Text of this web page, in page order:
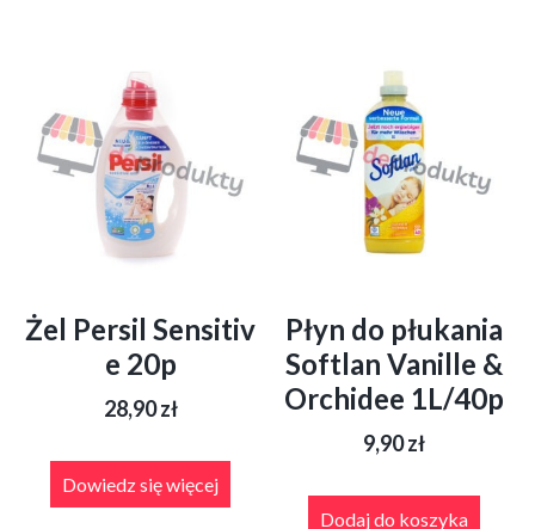
Żel Persil Sensitiv
e 20p
28,90zł
Dowiedz się więcej
Płyn do płukania
Softlan Vanille &
Orchidee 1L/40p
9,90zł
Dodaj do koszyka